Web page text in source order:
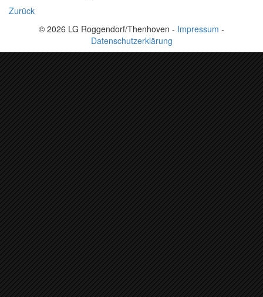
Zurück
© 2026 LG Roggendorf/Thenhoven - Impressum -
Datenschutzerklärung